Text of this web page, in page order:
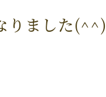
りました(^^)